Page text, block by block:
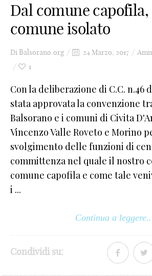
Dal comune capofila,
comune isolato
DiBalsorano.org 24 Marzo, 2017
1
Con la deliberazione di C.C. n.46
stata approvata la convenzione
Balsorano e i comuni di Civita
Vincenzo Valle Roveto e Morino
svolgimento delle funzioni di
committenza nel quale il nostro
comune capofila e come tale
i ...
Continua a
Condividi su: